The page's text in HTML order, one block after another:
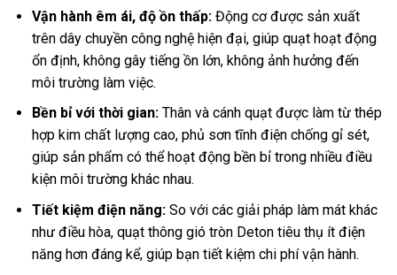
Vận hành êm ái, độ ồn thấp:Động cơ được sản xuất
trên dây chuyền công nghệ hiện đại, giúp quạt hoạt động
ổn định, không gây tiếng ồn lớn, không ảnh hưởng đến
môi trường làm việc.
Bền bỉ với thời gian:Thân và cánh quạt được làm từ thép
hợp kim chất lượng cao, phủ sơn tĩnh điện chống gỉ sét,
giúp sản phẩm có thể hoạt động bền bỉ trong nhiều điều
kiện môi trường khác nhau.
Tiết kiệm điện năng:So với các giải pháp làm mát khác
như điều hòa, quạt thông gió tròn Deton tiêu thụ ít điện
năng hơn đáng kể, giúp bạn tiết kiệm chi phí vận hành.